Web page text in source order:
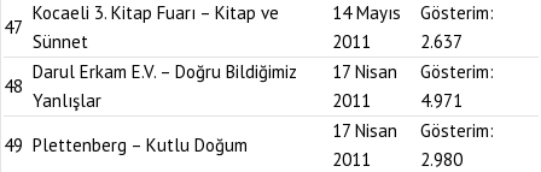
47
Kocaeli 3. Kitap Fuarı – Kitap ve
Sünnet
14 Mayıs
2011
Gösterim:
2.637
48
Darul Erkam E.V. – Doğru Bildiğimiz
Yanlışlar
17 Nisan
2011
Gösterim:
4.971
49 Plettenberg – Kutlu Doğum
17 Nisan
2011
Gösterim:
2.980